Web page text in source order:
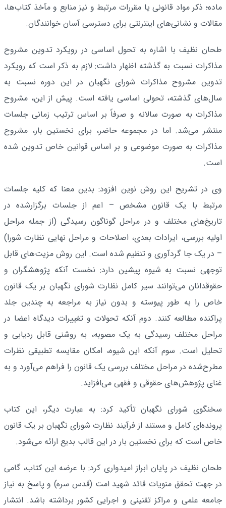
ماده؛ ذکر مواد قانونی یا مقررات مرتبط و نیز منابع و مآخذ کتاب‌ها،
مقالات و نشانی‌های اینترنتی برای دسترسی آسان خوانندگان.
طحان نظیف با اشاره به تحول اساسی در رویکرد تدوین مشروح
مذاکرات نسبت به گذشته اظهار داشت: لازم به ذکر است که رویکرد
تدوین مشروح مذاکرات شورای نگهبان در این دوره نسبت به
سال‌های گذشته، تحولی اساسی یافته است. پیش از این، مشروح
مذاکرات به صورت سالانه و صرفاً بر اساس ترتیب زمانی جلسات
منتشر می‌شد. اما در مجموعه حاضر، برای نخستین بار، مشروح
مذاکرات به صورت موضوعی و بر اساس قوانین خاص تدوین شده
است.
وی در تشریح این روش نوین افزود: بدین معنا که کلیه جلسات
مرتبط با یک قانون مشخص – اعم از جلسات برگزارشده در
تاریخ‌های مختلف و در مراحل گوناگون رسیدگی (از جمله مراحل
اولیه بررسی، ایرادات بعدی، اصلاحات و مراحل نهایی نظارت شورا)
– در یک جا گردآوری و تنظیم شده است. این روش مزیت‌های قابل
توجهی نسبت به شیوه پیشین دارد: نخست آنکه پژوهشگران و
حقوقدانان می‌توانند سیر کامل نظارت شورای نگهبان بر یک قانون
خاص را به طور پیوسته و بدون نیاز به مراجعه به چندین جلد
پراکنده مطالعه کنند. دوم آنکه تحولات و تغییرات دیدگاه اعضا در
مراحل مختلف رسیدگی به یک مصوبه، به روشنی قابل ردیابی و
تحلیل است. سوم آنکه این شیوه، امکان مقایسه تطبیقی نظرات
مطرح‌شده در مراحل مختلف بررسی یک قانون را فراهم می‌آورد و به
غنای پژوهش‌های حقوقی و فقهی می‌افزاید.
سخنگوی شورای نگهبان تأکید کرد: به عبارت دیگر، این کتاب
پرونده‌ای کامل و مستند از فرآیند نظارت شورای نگهبان بر یک قانون
خاص است که برای نخستین بار در این قالب بدیع ارائه می‌شود.
طحان نظیف در پایان ابراز امیدواری کرد: با عرضه این کتاب، گامی
در جهت تحقق منویات قائد شهید امت (قدس سره) و پاسخ به نیاز
جامعه علمی و مراکز تقنینی و اجرایی کشور برداشته باشد. انتشار